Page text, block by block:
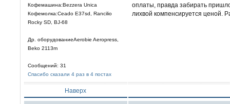
Кофемашина:Bezzera Unica
Кофемолка:Ceado E37sd, Rancilio
Rocky SD, BJ-68
Др. оборудованиеAerobie Aeropress,
Beko 2113m
Сообщений: 31
Спасибо сказали 4 раз в 4 постах
оплаты, правда забирать
лихвой компенсируется ценой.
Наверх